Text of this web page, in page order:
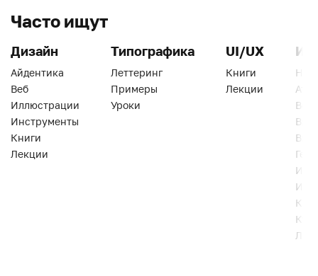
Часто ищут
Дизайн
Айдентика
Веб
Иллюстрации
Инструменты
Книги
Лекции
Типографика
Леттеринг
Примеры
Уроки
UI/UX
Книги
Лекции
Веб